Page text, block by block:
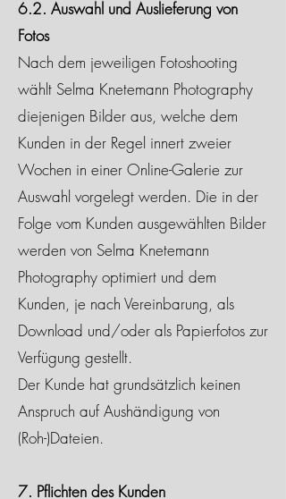
6.2. Auswahl und Auslieferung von
Fotos
Nach dem jeweiligen Fotoshooting
wählt Selma Knetemann Photography
diejenigen Bilder aus, welche dem
Kunden in der Regel innert zweier
Wochen in einer Online-Galerie zur
Auswahl vorgelegt werden. Die in der
Folge vom Kunden ausgewählten Bilder
werden von Selma Knetemann
Photography optimiert und dem
Kunden, je nach Vereinbarung, als
Download und/oder als Papierfotos zur
Verfügung gestellt.
Der Kunde hat grundsätzlich keinen
Anspruch auf Aushändigung von
(Roh-)Dateien.
7. Pflichten des Kunden